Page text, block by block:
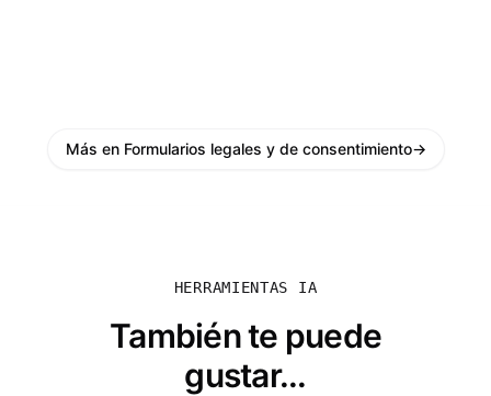
Más en Formularios legales y de consentimiento→
HERRAMIENTAS IA
También te puede
gustar...